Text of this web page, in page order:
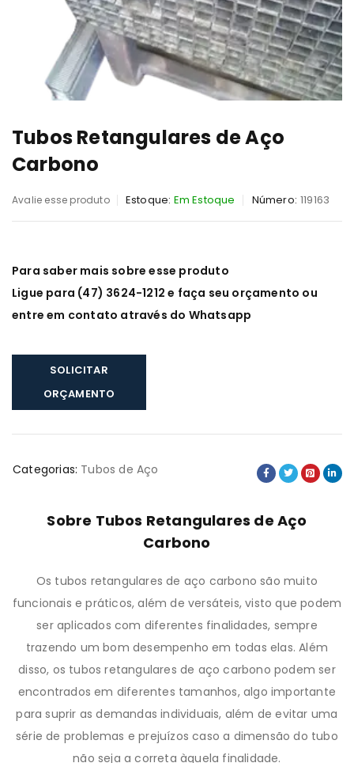
Tubos Retangulares de Aço
Carbono
Avalie esse produto Estoque: Em Estoque Número: 119163
Para saber mais sobre esse produto
Ligue para (47) 3624-1212 e faça seu orçamento ou
entre em contato através do Whatsapp
SOLICITAR
ORÇAMENTO
Categorias: Tubos de Aço
Sobre Tubos Retangulares de Aço
Carbono
Os tubos retangulares de aço carbono são muito
funcionais e práticos, além de versáteis, visto que podem
ser aplicados com diferentes finalidades, sempre
trazendo um bom desempenho em todas elas. Além
disso, os tubos retangulares de aço carbono podem ser
encontrados em diferentes tamanhos, algo importante
para suprir as demandas individuais, além de evitar uma
série de problemas e prejuízos caso a dimensão do tubo
não seja a correta àquela finalidade.